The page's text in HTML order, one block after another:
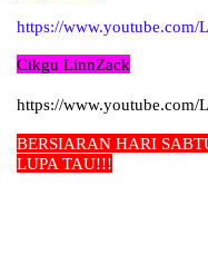
https://www.youtube.com/
Cikgu LinnZack
https://www.youtube.com/
BERSIARAN HARI
LUPA TAU!!!